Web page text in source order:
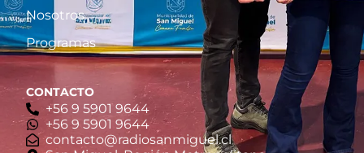
Nosotros
Programas
CONTACTO
+56 9 5901 9644
‪+56 9 5901 9644‬
contacto@radiosanmiguel.cl